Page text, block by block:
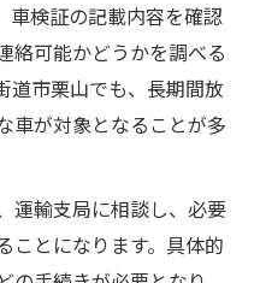
車検証の記載内容を確認
絡可能かどうかを調べる
道市栗山でも、長期間放
車が対象となることが多
運輸支局に相談し、必要
ことになります。具体的